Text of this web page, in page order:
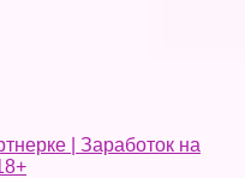
| Заработок на